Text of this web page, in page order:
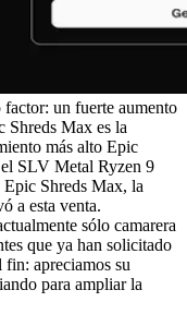
un fuerte aumento
Shreds Max es la
más alto Epic
SLV Metal Ryzen 9
Shreds Max, la
a esta venta.
sólo camarera
que ya han solicitado
fin: apreciamos su
para ampliar la